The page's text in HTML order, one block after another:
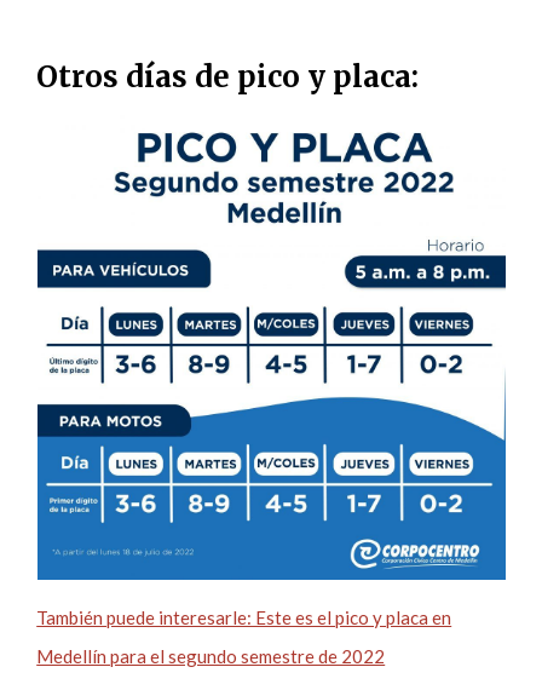
Otros días de pico y placa:
También puede interesarle: Este es el pico y placa en
Medellín para el segundo semestre de 2022